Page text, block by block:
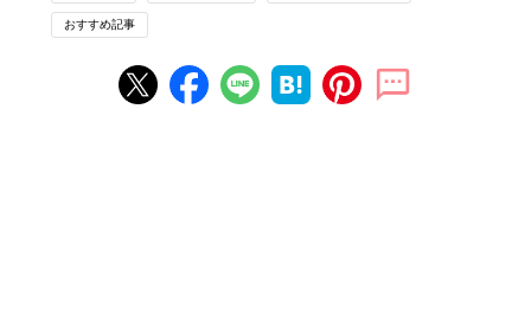
おすすめ記事